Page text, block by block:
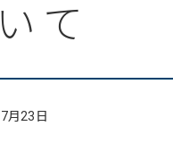
て
月23日